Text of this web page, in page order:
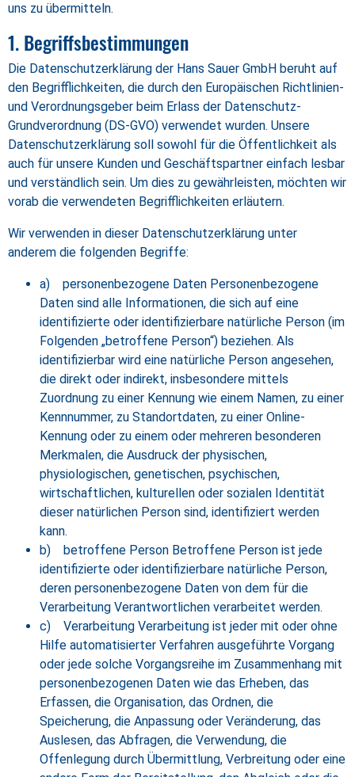
uns zu übermitteln.
1. Begriffsbestimmungen
Die Datenschutzerklärung der Hans Sauer GmbH beruht auf
den Begrifflichkeiten, die durch den Europäischen Richtlinien-
und Verordnungsgeber beim Erlass der Datenschutz-
Grundverordnung (DS-GVO) verwendet wurden. Unsere
Datenschutzerklärung soll sowohl für die Öffentlichkeit als
auch für unsere Kunden und Geschäftspartner einfach lesbar
und verständlich sein. Um dies zu gewährleisten, möchten wir
vorab die verwendeten Begrifflichkeiten erläutern.
Wir verwenden in dieser Datenschutzerklärung unter
anderem die folgenden Begriffe:
a) personenbezogene Daten Personenbezogene
Daten sind alle Informationen, die sich auf eine
identifizierte oder identifizierbare natürliche Person (im
Folgenden „betroffene Person“) beziehen. Als
identifizierbar wird eine natürliche Person angesehen,
die direkt oder indirekt, insbesondere mittels
Zuordnung zu einer Kennung wie einem Namen, zu einer
Kennnummer, zu Standortdaten, zu einer Online-
Kennung oder zu einem oder mehreren besonderen
Merkmalen, die Ausdruck der physischen,
physiologischen, genetischen, psychischen,
wirtschaftlichen, kulturellen oder sozialen Identität
dieser natürlichen Person sind, identifiziert werden
kann.
b) betroffene Person Betroffene Person ist jede
identifizierte oder identifizierbare natürliche Person,
deren personenbezogene Daten von dem für die
Verarbeitung Verantwortlichen verarbeitet werden.
c) Verarbeitung Verarbeitung ist jeder mit oder ohne
Hilfe automatisierter Verfahren ausgeführte Vorgang
oder jede solche Vorgangsreihe im Zusammenhang mit
personenbezogenen Daten wie das Erheben, das
Erfassen, die Organisation, das Ordnen, die
Speicherung, die Anpassung oder Veränderung, das
Auslesen, das Abfragen, die Verwendung, die
Offenlegung durch Übermittlung, Verbreitung oder eine